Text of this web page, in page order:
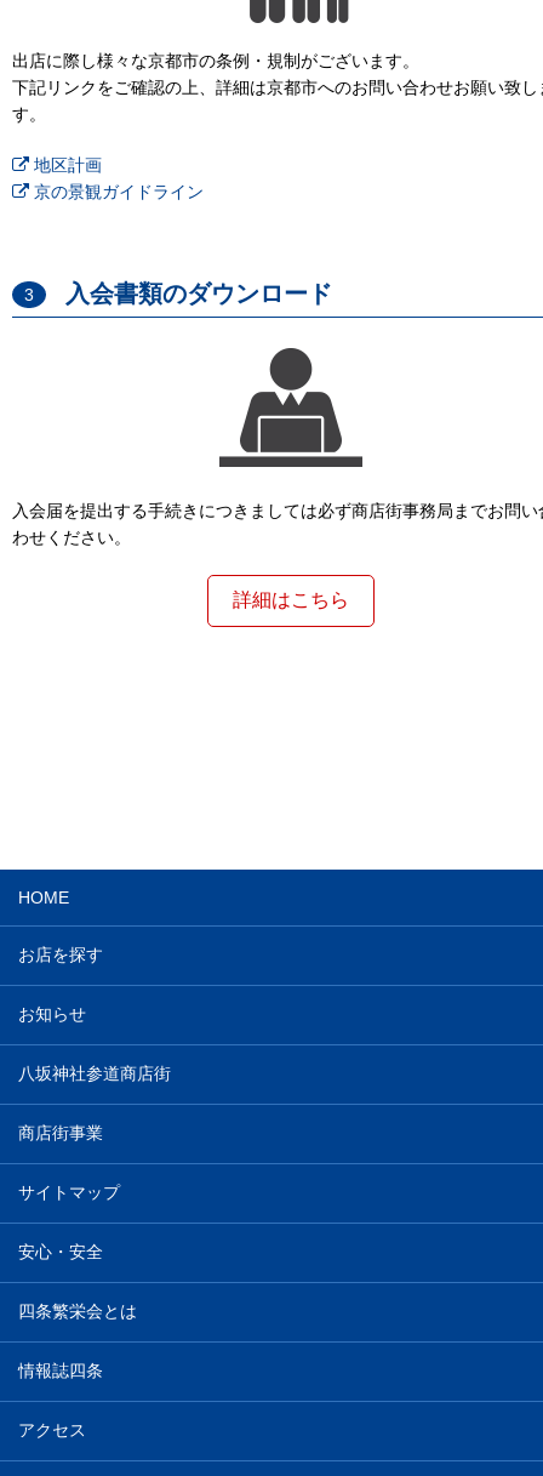
出店に際し様々な京都市の条例・規制がございます。
下記リンクをご確認の上、詳細は京都市へのお問い合わせお願い致し
す。
地区計画
京の景観ガイドライン
3 入会書類のダウンロード
入会届を提出する手続きにつきましては必ず商店街事務局までお問い
わせください。
詳細はこちら
HOME
お店を探す
お知らせ
八坂神社参道商店街
商店街事業
サイトマップ
安心・安全
四条繁栄会とは
情報誌四条
アクセス